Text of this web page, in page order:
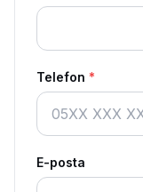
Telefon *
E-posta